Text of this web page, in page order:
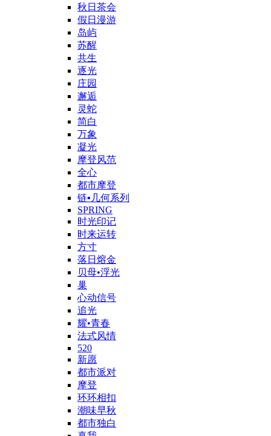
秋日茶会
假日漫游
岛屿
苏醒
共生
逐光
庄园
邂逅
灵蛇
简白
万象
凝光
摩登风范
全心
都市摩登
链▪几何系列
SPRING
时光印记
时来运转
方寸
落日熔金
贝母•浮光
巢
心动信号
追光
耀•青春
法式风情
520
新愿
都市派对
摩登
环环相扣
潮味早秋
都市独白